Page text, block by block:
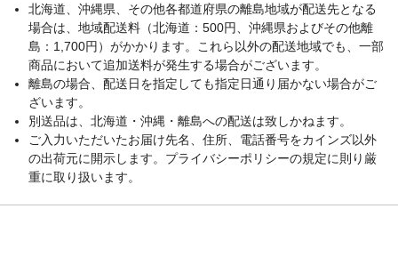
北海道、沖縄県、その他各都道府県の離島地域が配送先となる
場合は、地域配送料（北海道：500円、沖縄県およびその他離
島：1,700円）がかかります。これら以外の配送地域でも、一部
商品において追加送料が発生する場合がございます。
離島の場合、配送日を指定しても指定日通り届かない場合がご
ざいます。
別送品は、北海道・沖縄・離島への配送は致しかねます。
ご入力いただいたお届け先名、住所、電話番号をカインズ以外
の出荷元に開示します。プライバシーポリシーの規定に則り厳
重に取り扱います。